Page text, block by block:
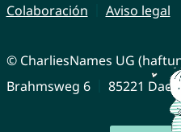
Colaboración
Aviso legal
© CharliesNames UG
Brahmsweg 6
85221